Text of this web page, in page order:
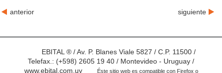
anterior siguiente
EBITAL ® / Av. P. Blanes Viale 5827 / C.P. 11500 /
Telefax.: (+598) 2605 19 40 / Montevideo - Uruguay /
www.ebital.com.uy
Éste sitio web es compatible con Firefox o